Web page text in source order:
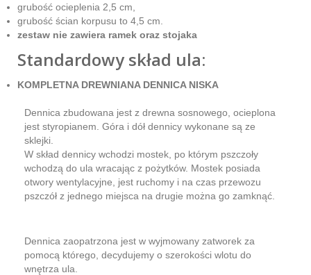
grubość ocieplenia 2,5 cm,
grubość ścian korpusu to 4,5 cm.
zestaw nie zawiera ramek oraz stojaka
Standardowy skład ula:
KOMPLETNA DREWNIANA DENNICA NISKA
Dennica zbudowana jest z drewna sosnowego, ocieplona
jest styropianem. Góra i dół dennicy wykonane są ze
sklejki.
W skład dennicy wchodzi mostek, po którym pszczoły
wchodzą do ula wracając z pożytków. Mostek posiada
otwory wentylacyjne, jest ruchomy i na czas przewozu
pszczół z jednego miejsca na drugie można go zamknąć.
Dennica zaopatrzona jest w wyjmowany zatworek za
pomocą którego, decydujemy o szerokości wlotu do
wnętrza ula.